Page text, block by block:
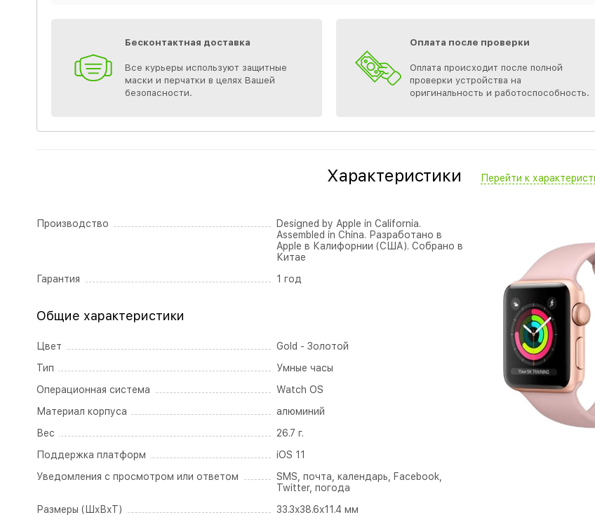
Бесконтактная доставка
Все курьеры используют защитные
маски и перчатки в целях Вашей
безопасности.
Оплата после проверки
Оплата происходит после полной
проверки устройства на
оригинальность и работоспособность.
Характеристики Перейти к
Производство
Designed by Apple in California.
Assembled in China. Разработано в
Apple в Калифорнии (США). Собрано в
Китае
Гарантия
1 год
Общие характеристики
Цвет
Gold - Золотой
Тип
Умные часы
Операционная система
Watch OS
Материал корпуса
алюминий
Вес
26.7 г.
Поддержка платформ
iOS 11
Уведомления с просмотром или ответом
SMS, почта, календарь, Facebook,
Twitter, погода
Размеры (ШxВxТ)
33.3x38.6x11.4 мм